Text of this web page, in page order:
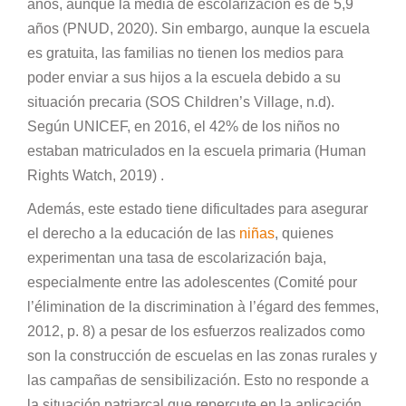
años, aunque la media de escolarización es de 5,9
años (PNUD, 2020). Sin embargo, aunque la escuela
es gratuita, las familias no tienen los medios para
poder enviar a sus hijos a la escuela debido a su
situación precaria (SOS Children’s Village, n.d).
Según UNICEF, en 2016, el 42% de los niños no
estaban matriculados en la escuela primaria (Human
Rights Watch, 2019) .
Además, este estado tiene dificultades para asegurar
el derecho a la educación de las niñas, quienes
experimentan una tasa de escolarización baja,
especialmente entre las adolescentes (Comité pour
l’élimination de la discrimination à l’égard des femmes,
2012, p. 8) a pesar de los esfuerzos realizados como
son la construcción de escuelas en las zonas rurales y
las campañas de sensibilización. Esto no responde a